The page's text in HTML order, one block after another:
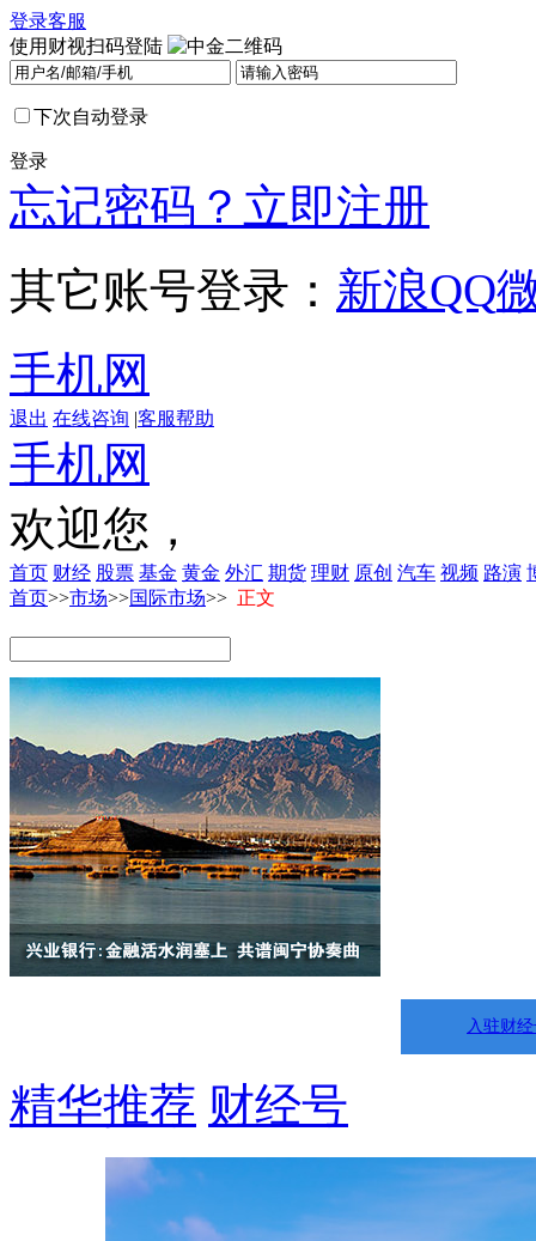
登录客服
使用财视扫码登陆
下次自动登录
登录
忘记密码？ 立即注册
其它账号登录： 新浪QQ
手机网
退出 在线咨询 |客服帮助
手机网
欢迎您，
首页 财经 股票 基金 黄金 外汇 期货 理财 原创 汽车 视频 路演
首页>>市场>>国际市场>> 正文
入驻财
精华推荐 财经号